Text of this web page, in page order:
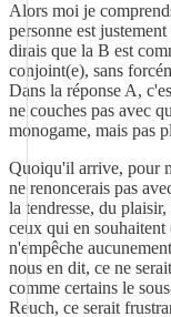
Alors moi je
personne est
dirais que la B est
conjoint(e), sans
Dans la réponse A,
ne couches pas avec
monogame, mais pas
Quoiqu'il arrive, pour
ne renoncerais pas
la tendresse, du
ceux qui en souhaitent
n'empêche
nous en dit, ce ne
comme certains le
Reuch, ce serait